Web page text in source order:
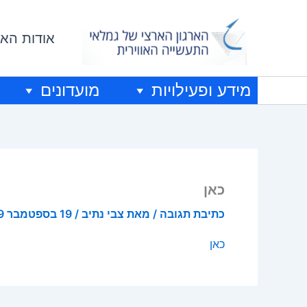
אודות
מידע ופעילויות מועדונים
כאן
כתיבת תגובה / מאת צבי נתיב / 19 בספטמבר 2019
כאן